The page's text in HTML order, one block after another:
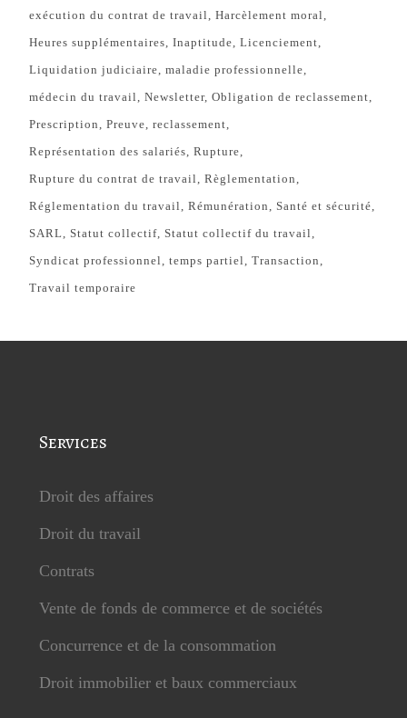
exécution du contrat de travail Harcèlement moral
Heures supplémentaires Inaptitude Licenciement
Liquidation judiciaire maladie professionnelle
médecin du travail Newsletter Obligation de reclassement
Prescription Preuve reclassement
Représentation des salariés Rupture
Rupture du contrat de travail Règlementation
Réglementation du travail Rémunération Santé et sécurité
SARL Statut collectif Statut collectif du travail
Syndicat professionnel temps partiel Transaction
Travail temporaire
Services
Droit des affaires
Droit du travail
Contrats
Vente de fonds de commerce et de sociétés
Concurrence et de la consommation
Droit immobilier et baux commerciaux